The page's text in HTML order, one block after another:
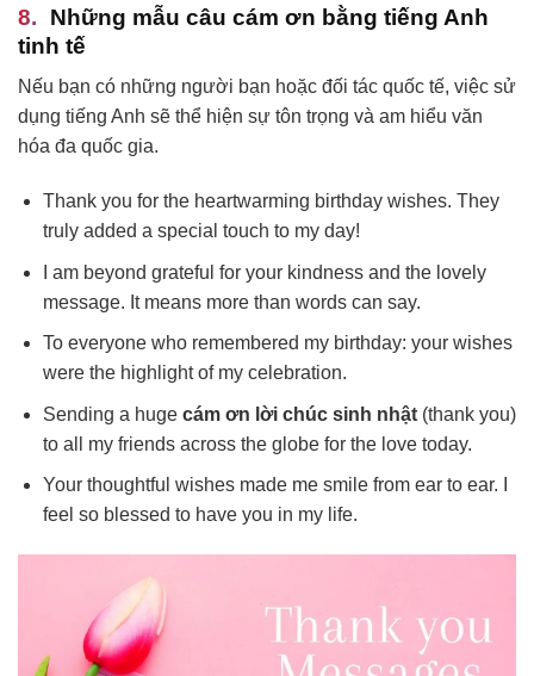
Những mẫu câu cám ơn bằng tiếng Anh
tinh tế
Nếu bạn có những người bạn hoặc đối tác quốc tế, việc sử
dụng tiếng Anh sẽ thể hiện sự tôn trọng và am hiểu văn
hóa đa quốc gia.
Thank you for the heartwarming birthday wishes. They
truly added a special touch to my day!
I am beyond grateful for your kindness and the lovely
message. It means more than words can say.
To everyone who remembered my birthday: your wishes
were the highlight of my celebration.
Sending a huge cám ơn lời chúc sinh nhật(thank you)
to all my friends across the globe for the love today.
Your thoughtful wishes made me smile from ear to ear. I
feel so blessed to have you in my life.